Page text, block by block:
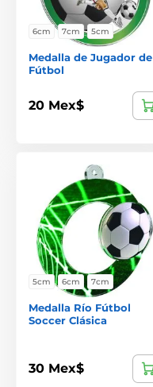
6cm 7cm 5cm
Medalla de Jugador de
Fútbol
20 Mex$
5cm 6cm 7cm
Medalla Río Fútbol
Soccer Clásica
30 Mex$